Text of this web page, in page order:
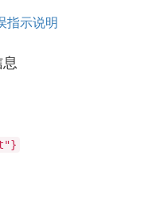
指示说明